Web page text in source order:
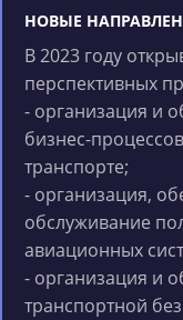
НОВЫЕ
В 2023 году
перспективных
- организация и
бизнес-
транспорте;
- организация,
обслуживание
авиационных
- организация и
транспортной